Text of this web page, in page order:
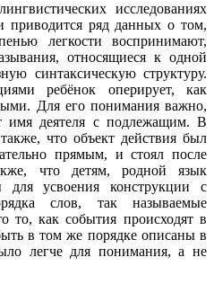
исследованиях
приводится ряд данных о том,
легкости воспринимают,
относящиеся к одной
синтаксическую структуру.
ребёнок оперирует, как
Для его понимания важно,
имя деятеля с подлежащим. В
что объект действия был
прямым, и стоял после
что детям, родной язык
для усвоения конструкции с
слов, так называемые
то, как события происходят в
в том же порядке описаны в
легче для понимания, а не